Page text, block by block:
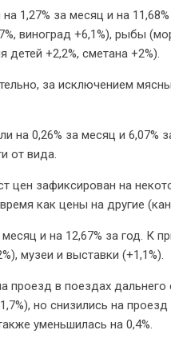
1,27% за месяц и на
виноград +6,1%), рыбы
+2,2%, сметана +2%).
за исключением
0,26% за месяц и 6,07%
от вида.
цен зафиксирован на
как цены на другие
и на 12,67% за год. К
музеи и выставки (+1,1%).
проезд в поездах дальнего
но снизились на
уменьшилась на 0,4%.